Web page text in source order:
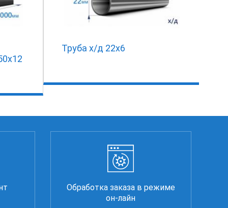
Труба х/д 22х6
Обработка заказа в режиме
он-лайн